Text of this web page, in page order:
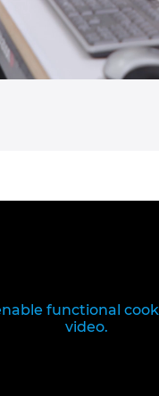
functional
video.